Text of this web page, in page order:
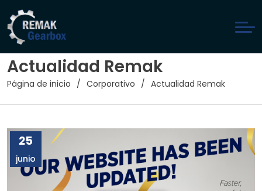
Actualidad Remak
Página de inicio Corporativo Actualidad Remak
25
junio